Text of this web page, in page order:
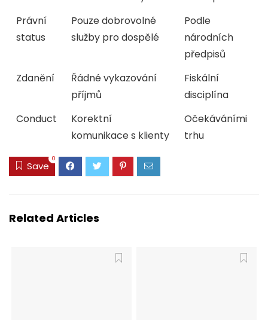
Právní
status
Pouze dobrovolné
služby pro dospělé
Podle
národních
předpisů
Zdanění
Řádné vykazování
příjmů
Fiskální
disciplína
Conduct
Korektní
komunikace s klienty
Očekáváními
trhu
Save
0
Related Articles